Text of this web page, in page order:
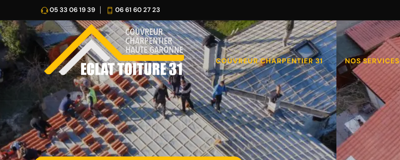
05 33 06 19 39 06 61 60 27 23
COUVREUR CHARPENTIER 31 NOS SERVICES